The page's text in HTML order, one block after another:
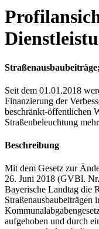
Seit dem 01.01.2018
Finanzierung der
beschränkt-öffentlichen
Straßenbeleuchtung
Beschreibung
Mit dem Gesetz zur
26. Juni 2018 (GVBl.
Bayerische Landtag die
aufgehoben und durch